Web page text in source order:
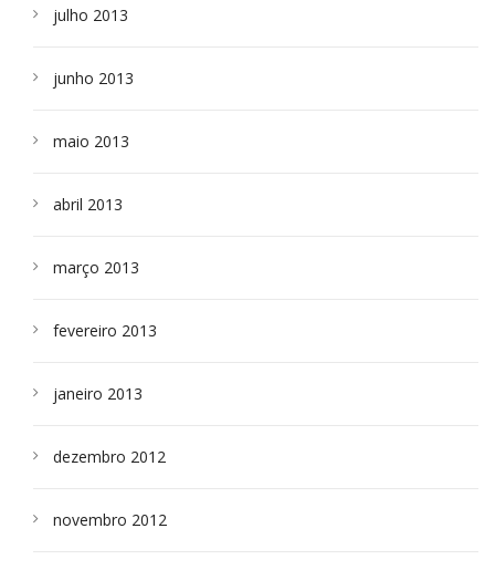
julho 2013
junho 2013
maio 2013
abril 2013
março 2013
fevereiro 2013
janeiro 2013
dezembro 2012
novembro 2012